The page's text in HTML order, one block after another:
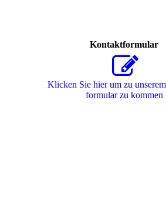
Kontaktformular
Klicken Sie hier um zu
for­mu­lar zu kommen